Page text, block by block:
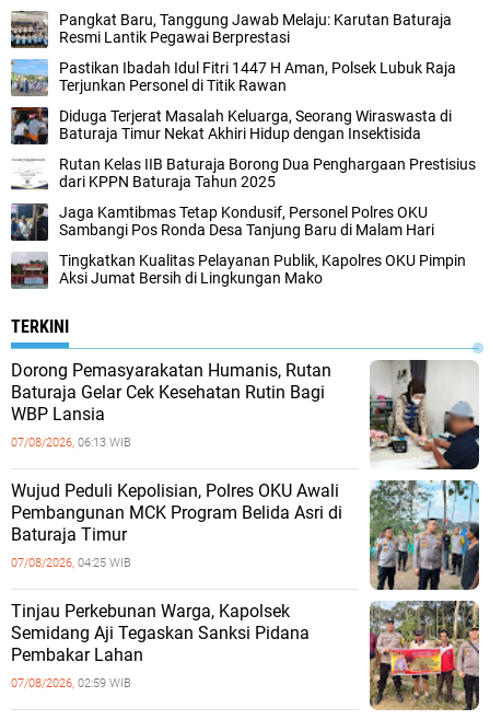
Pangkat Baru, Tanggung Jawab Melaju: Karutan Baturaja
Resmi Lantik Pegawai Berprestasi
Pastikan Ibadah Idul Fitri 1447 H Aman, Polsek Lubuk Raja
Terjunkan Personel di Titik Rawan
Diduga Terjerat Masalah Keluarga, Seorang Wiraswasta di
Baturaja Timur Nekat Akhiri Hidup dengan Insektisida
Rutan Kelas IIB Baturaja Borong Dua Penghargaan Prestisius
dari KPPN Baturaja Tahun 2025
Jaga Kamtibmas Tetap Kondusif, Personel Polres OKU
Sambangi Pos Ronda Desa Tanjung Baru di Malam Hari
Tingkatkan Kualitas Pelayanan Publik, Kapolres OKU Pimpin
Aksi Jumat Bersih di Lingkungan Mako
TERKINI
Dorong Pemasyarakatan Humanis, Rutan
Baturaja Gelar Cek Kesehatan Rutin Bagi
WBP Lansia
07/08/2026, 06:13 WIB
Wujud Peduli Kepolisian, Polres OKU Awali
Pembangunan MCK Program Belida Asri di
Baturaja Timur
07/08/2026, 04:25 WIB
Tinjau Perkebunan Warga, Kapolsek
Semidang Aji Tegaskan Sanksi Pidana
Pembakar Lahan
07/08/2026, 02:59 WIB